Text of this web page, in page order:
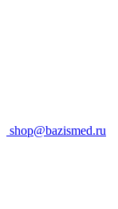
shop@bazismed.ru